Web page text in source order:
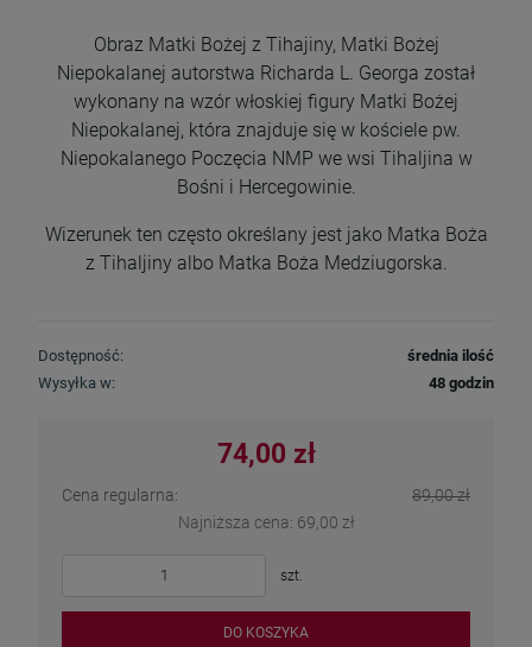
Obraz Matki Bożej z Tihajiny, Matki Bożej
Niepokalanej autorstwa Richarda L. Georga został
wykonany na wzór włoskiej figury Matki Bożej
Niepokalanej, która znajduje się w kościele pw.
Niepokalanego Poczęcia NMP we wsi Tihaljina w
Bośni i Hercegowinie.
Wizerunek ten często określany jest jako Matka Boża
z Tihaljiny albo Matka Boża Medziugorska.
Dostępność:
średnia ilość
Wysyłka w:
48 godzin
74,00 zł
Cena regularna:
89,00 zł
Najniższa cena: 69,00 zł
szt.
DO KOSZYKA